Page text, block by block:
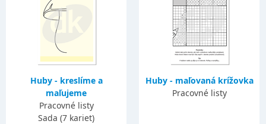
Huby - kreslíme a
maľujeme
Pracovné listy
Sada (7 kariet)
Huby - maľovaná krížovka
Pracovné listy